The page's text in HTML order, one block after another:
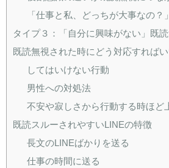
「仕事と私、どっちが大事なの？
タイプ３：「自分に興味がない」既
既読無視された時にどう対応すればい
してはいけない行動
男性への対処法
不安や寂しさから行動する時ほど
既読スルーされやすいLINEの特徴
長文のLINEばかりを送る
仕事の時間に送る